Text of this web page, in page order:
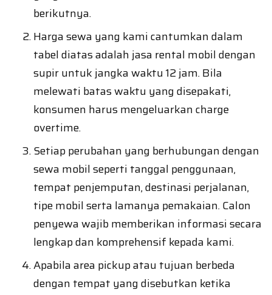
berikutnya.
Harga sewa yang kami cantumkan dalam
tabel diatas adalah jasa rental mobil dengan
supir untuk jangka waktu 12 jam. Bila
melewati batas waktu yang disepakati,
konsumen harus mengeluarkan charge
overtime.
Setiap perubahan yang berhubungan dengan
sewa mobil seperti tanggal penggunaan,
tempat penjemputan, destinasi perjalanan,
tipe mobil serta lamanya pemakaian. Calon
penyewa wajib memberikan informasi secara
lengkap dan komprehensif kepada kami.
Apabila area pickup atau tujuan berbeda
dengan tempat yang disebutkan ketika